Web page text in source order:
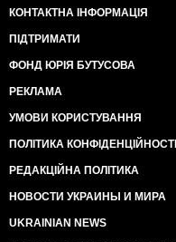
КОНТАКТНА ІНФОРМАЦІЯ
ПІДТРИМАТИ
ФОНД ЮРІЯ БУТУСОВА
РЕКЛАМА
УМОВИ КОРИСТУВАННЯ
ПОЛІТИКА КОНФІДЕНЦІЙНОСТІ
РЕДАКЦІЙНА ПОЛІТИКА
НОВОСТИ УКРАИНЫ И МИРА
UKRAINIAN NEWS